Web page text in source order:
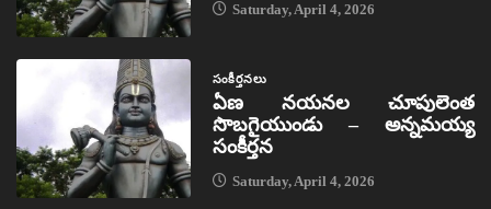
Saturday, April 4, 2026
సంకీర్తనలు
ఏణ నయనల చూపులెంత
సొబగైయుండు – అన్నమయ్య
సంకీర్తన
Saturday, April 4, 2026